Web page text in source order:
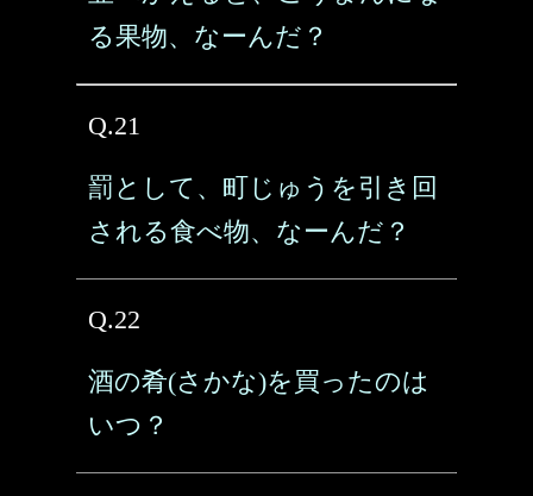
る果物、なーんだ？
Q.21
罰として、町じゅうを引き回
される食べ物、なーんだ？
Q.22
酒の肴(さかな)を買ったのは
いつ？